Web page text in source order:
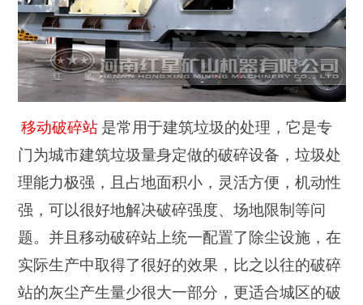
移动破碎站 是常用于建筑垃圾的处理，它是专
门为城市建筑垃圾量身定做的破碎设备，垃圾处
理能力极强，且占地面积小，灵活方便，机动性
强，可以很好地解决破碎强度、场地限制等问
题。并且移动破碎站上统一配置了除尘设施，在
实际生产中取得了很好的效果，比之以往的破碎
站的灰尘产生量少很大一部分，更适合城区的破